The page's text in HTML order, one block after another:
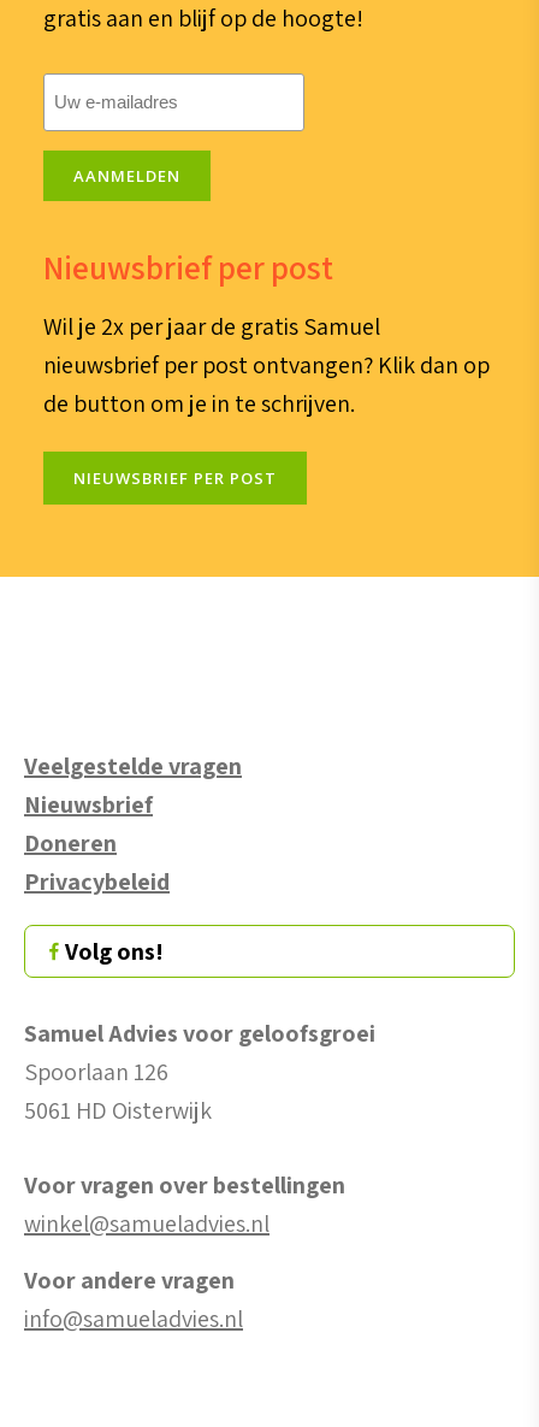
gratis aan en blijf op de hoogte!
mailadres
AANMELDEN
Nieuwsbrief per post
Wil je 2x per jaar de gratis Samuel
nieuwsbrief per post ontvangen? Klik dan op
de button om je in te schrijven.
NIEUWSBRIEF PER POST
Veelgestelde vragen
Nieuwsbrief
Doneren
Privacybeleid
Volg ons!
Samuel Advies voor geloofsgroei
Spoorlaan 126
5061 HD Oisterwijk
Voor vragen over bestellingen
winkel@samueladvies.nl
Voor andere vragen
info@samueladvies.nl